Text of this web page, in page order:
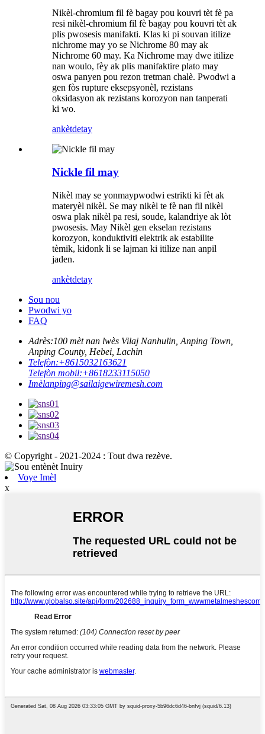
Nikèl-chromium fil fè bagay pou kouvri tèt fè pa
resi nikèl-chromium fil fè bagay pou kouvri tèt ak
plis pwosesis manifakti. Klas ki pi souvan itilize
nichrome may yo se Nichrome 80 may ak
Nichrome 60 may. Ka Nichrome may dwe itilize
nan woulo, fèy ak plis manifaktire plato may
oswa panyen pou rezon tretman chalè. Pwodwi a
gen fòs rupture eksepsyonèl, rezistans
oksidasyon ak rezistans korozyon nan tanperati
ki wo.
ankètdetay
Nickle fil may
Nikèl may se yonmaypwodwi estrikti ki fèt ak
materyèl nikèl. Se may nikèl te fè nan fil nikèl
oswa plak nikèl pa resi, soude, kalandriye ak lòt
pwosesis. May Nikèl gen ekselan rezistans
korozyon, konduktiviti elektrik ak estabilite
tèmik, kidonk li se lajman ki itilize nan anpil
jaden.
ankètdetay
Sou nou
Pwodwi yo
FAQ
Adrès:100 mèt nan lwès Vilaj Nanhulin, Anping Town,
Anping County, Hebei, Lachin
Telefòn:+8615032163621
Telefòn mobil:+8618233115050
Imèlanping@sailaigewiremesh.com
© Copyright - 2021-2024 : Tout dwa rezève.
Voye Imèl
x